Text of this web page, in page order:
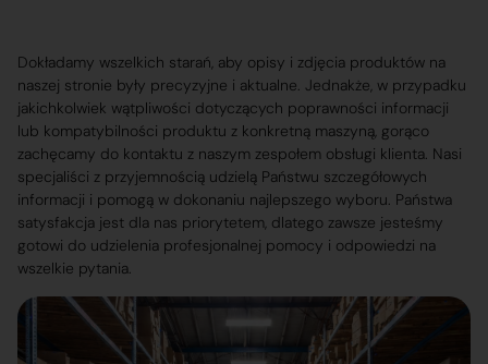
Dokładamy wszelkich starań, aby opisy i zdjęcia produktów na
naszej stronie były precyzyjne i aktualne. Jednakże, w przypadku
jakichkolwiek wątpliwości dotyczących poprawności informacji
lub kompatybilności produktu z konkretną maszyną, gorąco
zachęcamy do kontaktu z naszym zespołem obsługi klienta. Nasi
specjaliści z przyjemnością udzielą Państwu szczegółowych
informacji i pomogą w dokonaniu najlepszego wyboru. Państwa
satysfakcja jest dla nas priorytetem, dlatego zawsze jesteśmy
gotowi do udzielenia profesjonalnej pomocy i odpowiedzi na
wszelkie pytania.